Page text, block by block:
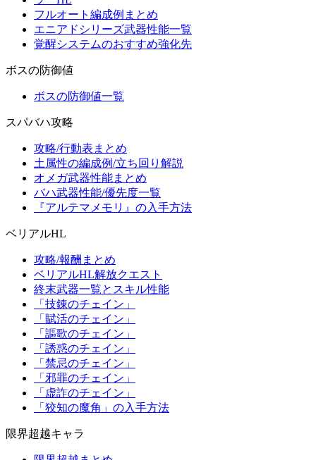
フルオート編成例まとめ
エニアドシリーズ武器性能一覧
覚醒システムのおすすめ強化先
ボスの防御値
ボスの防御値一覧
スパバハ攻略
攻略/行動表まとめ
土属性の編成例/立ち回り解説
オメガ武器性能まとめ
バハ武器性能/優先度一覧
『アルテマメモリ』の入手方法
ベリアルHL
攻略/報酬まとめ
ベリアルHL解放クエスト
終末武器一覧とスキル性能
「技錬のチェイン」
「賦活のチェイン」
「謳歌のチェイン」
「誘惑のチェイン」
「禁忌のチェイン」
「邪罪のチェイン」
「虚詐のチェイン」
「狡知の魔角」の入手方法
限界超越キャラ